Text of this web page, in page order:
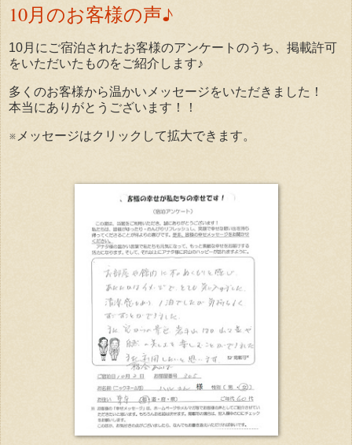
10月のお客様の声♪
10月にご宿泊されたお客様のアンケートのうち、掲載許可
をいただいたものをご紹介します♪
多くのお客様から温かいメッセージをいただきました！
本当にありがとうございます！！
※メッセージはクリックして拡大できます。